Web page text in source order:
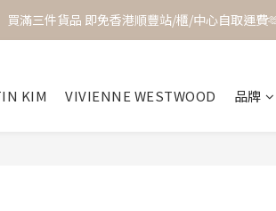
買滿三件貨品 即免香港順豐站/櫃/中心自取運費
KIM VIVIENNE WESTWOOD 品牌